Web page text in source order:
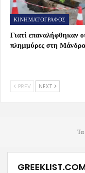
ΚΙΝΗΜΑΤΟΓΡΑΦΟΣ
Γιατί επαναλήφθηκαν
πλημμύρες στη Μάνδρα
PREV NEXT
Τα